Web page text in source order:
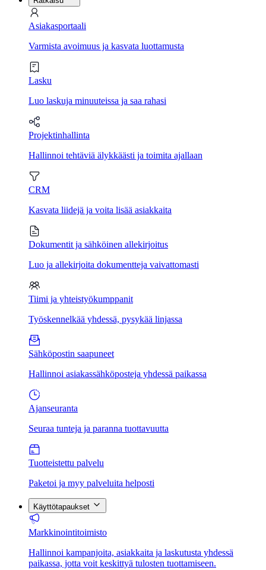
Asiakasportaali
Varmista avoimuus ja kasvata luottamusta
Lasku
Luo laskuja minuuteissa ja saa rahasi
Projektinhallinta
Hallinnoi tehtäviä älykkäästi ja toimita ajallaan
CRM
Kasvata liidejä ja voita lisää asiakkaita
Dokumentit ja sähköinen allekirjoitus
Luo ja allekirjoita dokumentteja vaivattomasti
Tiimi ja yhteistyökumppanit
Työskennelkää yhdessä, pysykää linjassa
Sähköpostin saapuneet
Hallinnoi asiakassähköposteja yhdessä paikassa
Ajanseuranta
Seuraa tunteja ja paranna tuottavuutta
Tuotteistettu palvelu
Paketoi ja myy palveluita helposti
Käyttötapaukset
Markkinointitoimisto
Hallinnoi kampanjoita, asiakkaita ja laskutusta yhdessä
paikassa, jotta voit keskittyä tulosten tuottamiseen.